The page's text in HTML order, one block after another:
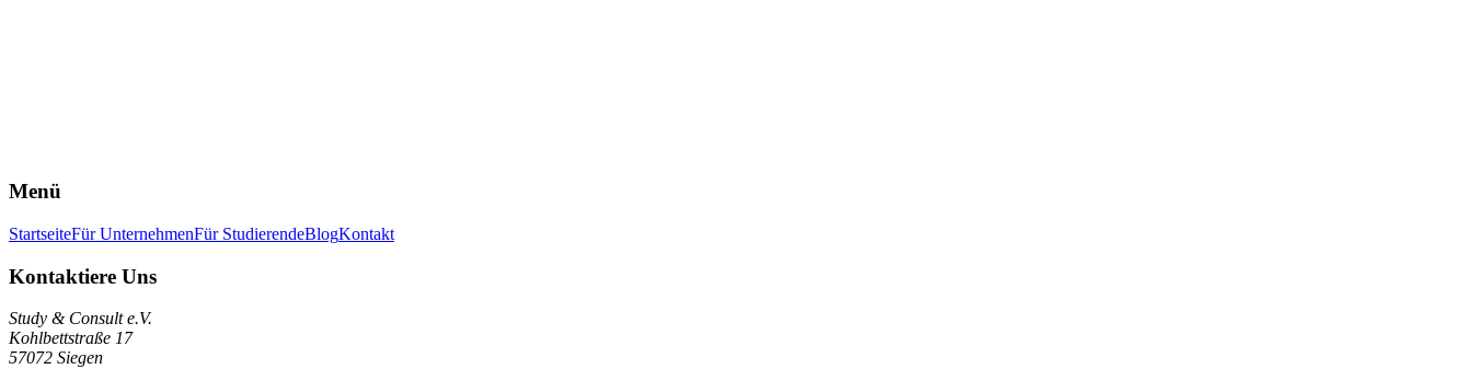
Menü
StartseiteFür UnternehmenFür StudierendeBlogKontakt
Kontaktiere Uns
Study & Consult e.V.
Kohlbettstraße 17
57072 Siegen